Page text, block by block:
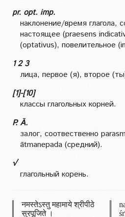
pr. opt. imp.
наклонение/время глагола,
настоящее (praesens
(optativus), повелительное
1 2 3
лица, первое (я), второе
[1]-[10]
классы глагольных корней.
P. Ā.
залог, соотвественно
ātmanepada (средний).
√
глагольный корень.
नमस्तेऽस्तु महामाये श्रीपीठे
सुरपूजिते ।